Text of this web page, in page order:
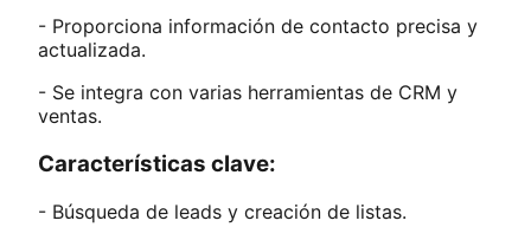
- Proporciona información de contacto precisa y
actualizada.
- Se integra con varias herramientas de CRM y
ventas.
Características clave:
- Búsqueda de leads y creación de listas.